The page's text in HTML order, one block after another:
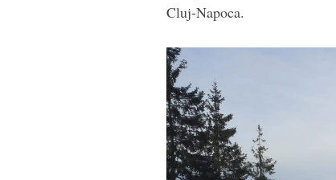
Cluj-Napoca.